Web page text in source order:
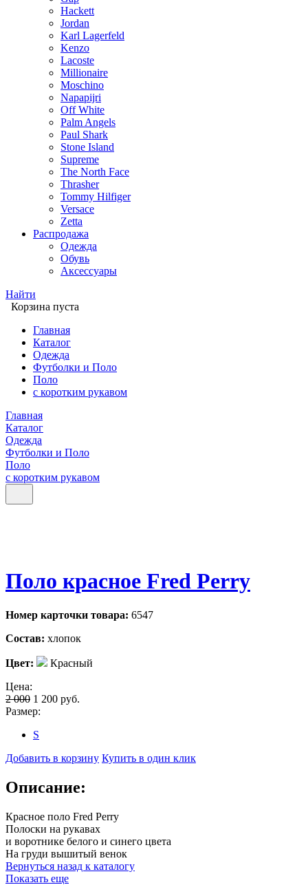
Hackett
Jordan
Karl Lagerfeld
Kenzo
Lacoste
Millionaire
Moschino
Napapijri
Off White
Palm Angels
Paul Shark
Stone Island
Supreme
The North Face
Thrasher
Tommy Hilfiger
Versace
Zetta
Распродажа
Одежда
Обувь
Аксессуары
Найти
Корзина пуста
Главная
Каталог
Одежда
Футболки и Поло
Поло
с коротким рукавом
Главная
Каталог
Одежда
Футболки и Поло
Поло
с коротким рукавом
Поло красное Fred Perry
Номер карточки товара: 6547
Состав: хлопок
Цвет:
Красный
Цена:
2 000 1 200 руб.
Размер:
S
Добавить в корзину Купить в один клик
Описание:
Красное поло Fred Perry
Полоски на рукавах
и воротнике белого и синего цвета
На груди вышитый венок
Вернуться назад к каталогу
Показать еще